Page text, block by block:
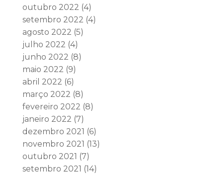
outubro 2022 (4)
setembro 2022 (4)
agosto 2022 (5)
julho 2022 (4)
junho 2022 (8)
maio 2022 (9)
abril 2022 (6)
março 2022 (8)
fevereiro 2022 (8)
janeiro 2022 (7)
dezembro 2021 (6)
novembro 2021 (13)
outubro 2021 (7)
setembro 2021 (14)